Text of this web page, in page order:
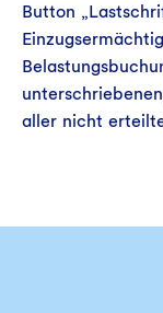
Button
aller nicht